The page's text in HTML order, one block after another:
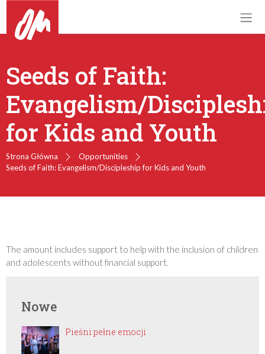
Seeds of Faith:
Evangelism/
for Kids and Youth
Strona Główna
Opportunities
Seeds of Faith: Evangelism/Discipleship for Kids and Youth
The amount includes support to help with the inclusion of children
and adolescents without financial support.
Nowe
Pieśni pełne emocji